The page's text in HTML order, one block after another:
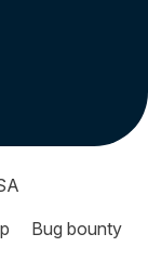
Bug bounty